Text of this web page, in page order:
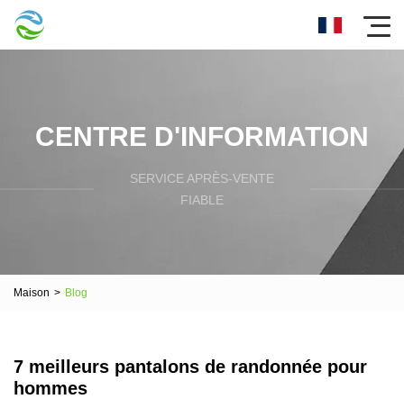
CENTRE D'INFORMATION
SERVICE APRÈS-VENTE
FIABLE
Maison > Blog
7 meilleurs pantalons de randonnée pour
hommes